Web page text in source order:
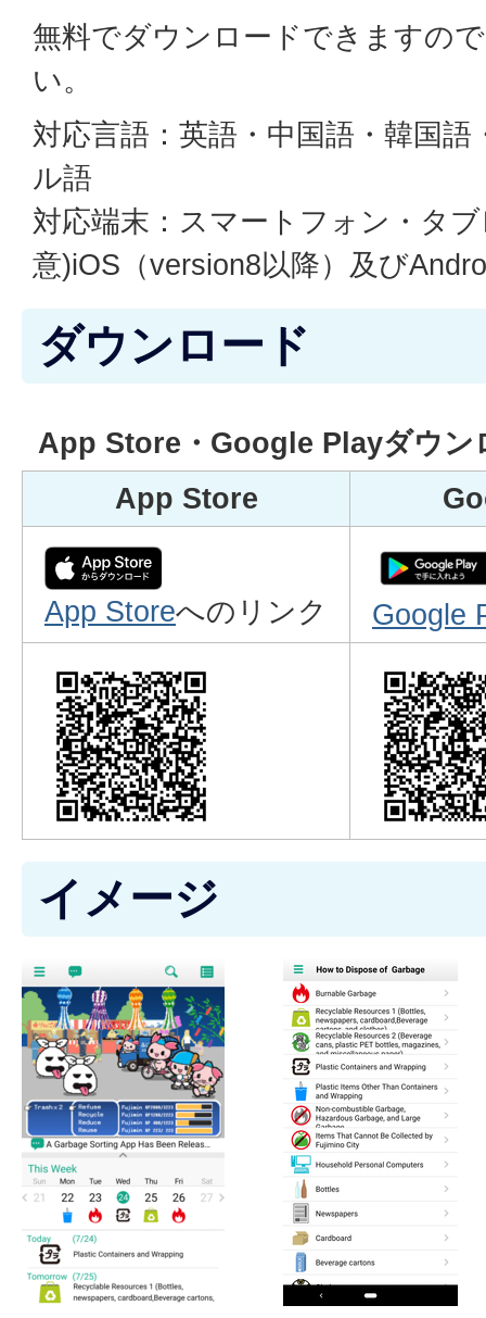
無料でダウンロードできますの
い。
対応言語：英語・中国語・韓国
ル語
対応端末：スマートフォン・タ
意)iOS（version8以降）及び
ダウンロード
App Store
App Store・Google Playダウン
App Storeへのリンク Google
イメージ